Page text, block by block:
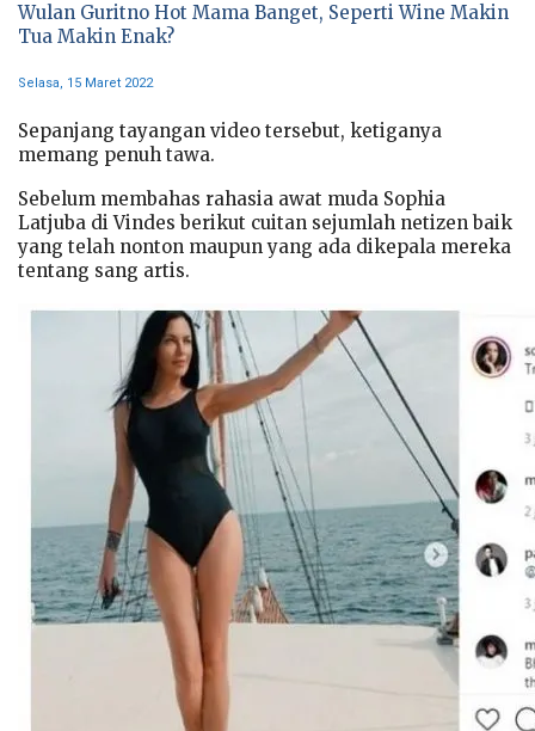
Wulan Guritno Hot Mama Banget, Seperti Wine Makin
Tua Makin Enak?
Selasa, 15 Maret 2022
Sepanjang tayangan video tersebut, ketiganya
memang penuh tawa.
Sebelum membahas rahasia awat muda Sophia
Latjuba di Vindes berikut cuitan sejumlah netizen baik
yang telah nonton maupun yang ada dikepala mereka
tentang sang artis.